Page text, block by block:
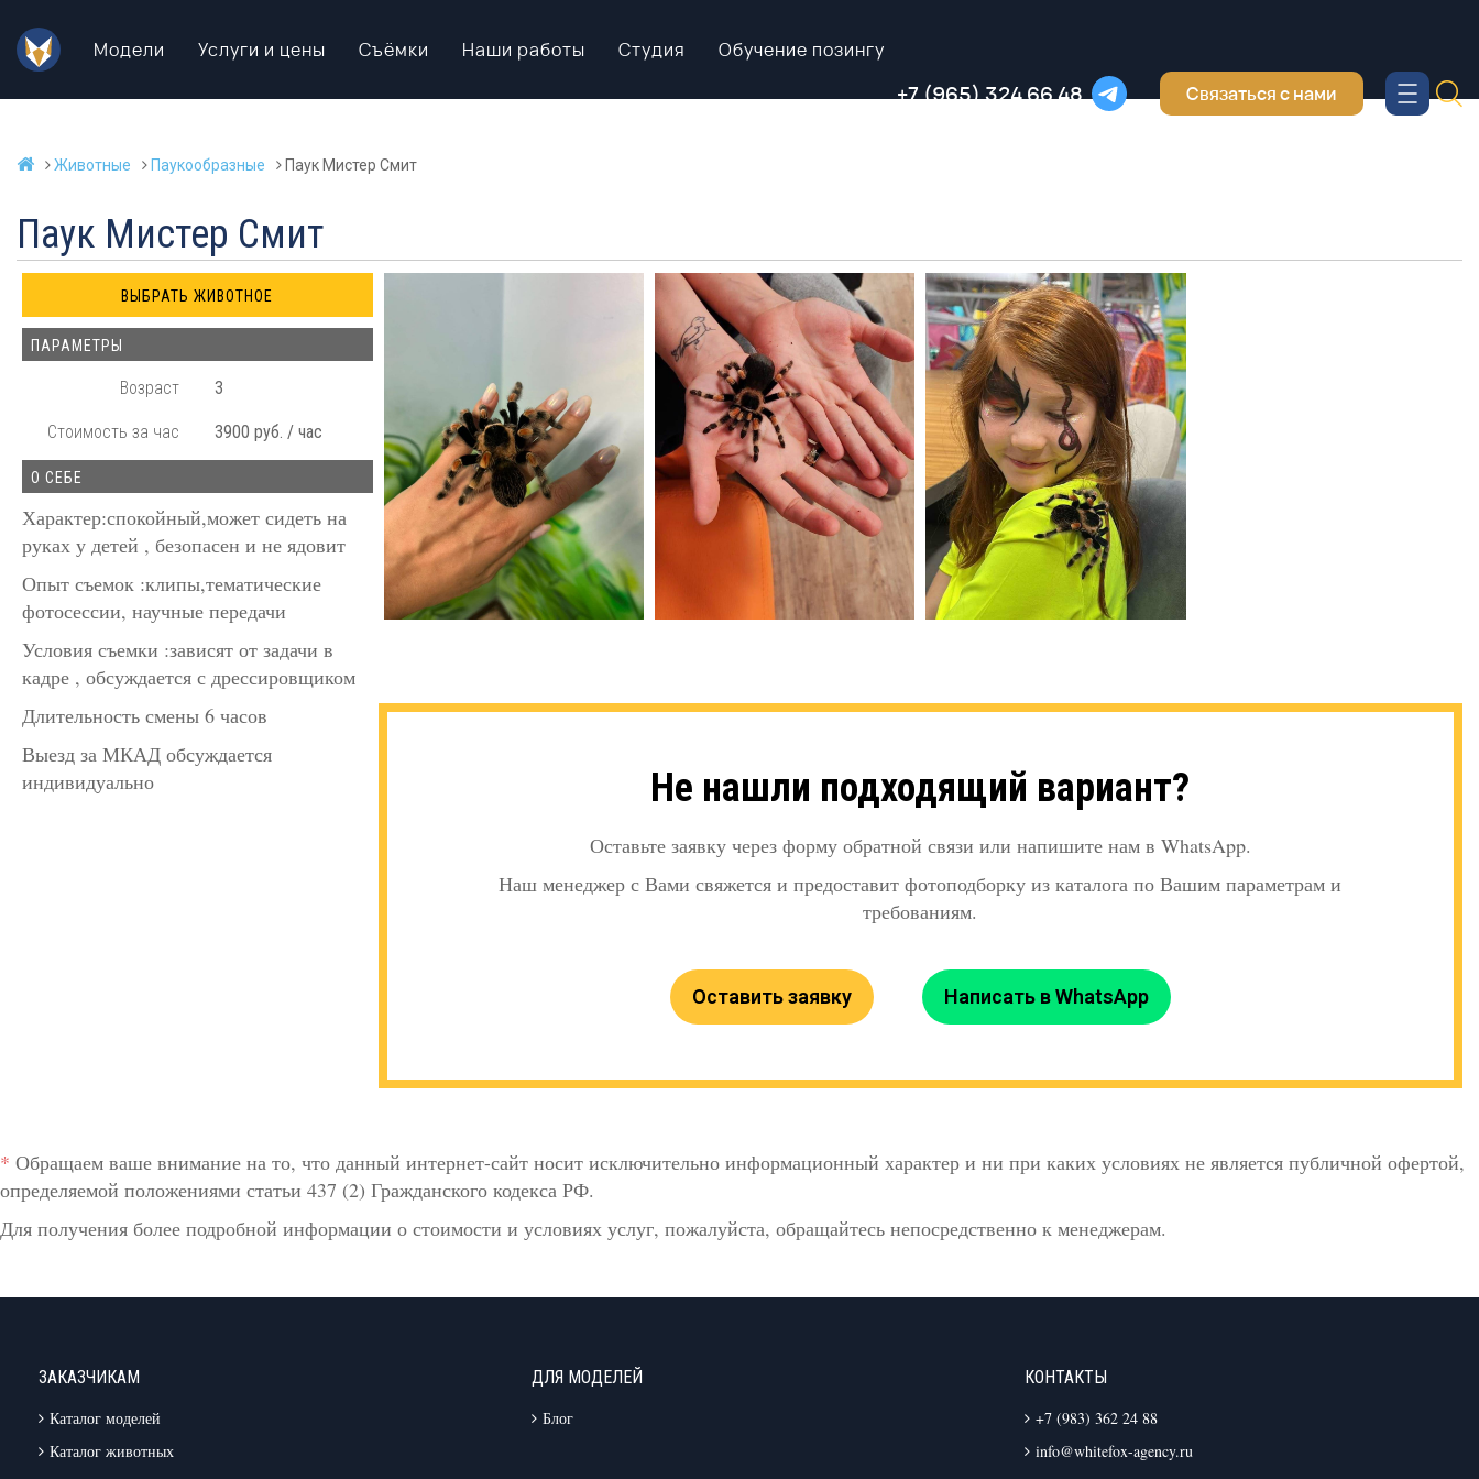
Модели Услуги и цены Съёмки Наши работы Студия Обучение позингу
+7 (965) 324 66 48 Связаться с нами
Животные Паукообразные Паук Мистер Смит
Паук Мистер Смит
ПАРАМЕТРЫ
Возраст 3
Стоимость за час 3900 руб. / час
О СЕБЕ
Характер:спокойный,может сидеть на
руках у детей , безопасен и не ядовит
Опыт съемок :клипы,тематические
фотосессии, научные передачи
Условия съемки :зависят от задачи в
кадре , обсуждается с дрессировщиком
Длительность смены 6 часов
Выезд за МКАД обсуждается
индивидуально
Не нашли подходящий вариант?
Оставьте заявку через форму обратной связи или напишите нам в WhatsApp.
Наш менеджер с Вами свяжется и предоставит фотоподборку из каталога по Вашим параметрам и
требованиям.
Оставить заявку Написать в WhatsApp
* Обращаем ваше внимание на то, что данный интернет-сайт носит исключительно информационный характер и ни при каких условиях не является публичной офертой,
определяемой положениями статьи 437 (2) Гражданского кодекса РФ.
Для получения более подробной информации о стоимости и условиях услуг, пожалуйста, обращайтесь непосредственно к менеджерам.
ЗАКАЗЧИКАМ
Каталог моделей
Каталог животных
ДЛЯ МОДЕЛЕЙ
Блог
КОНТАКТЫ
+7 (983) 362 24 88
info@whitefox-agency.ru